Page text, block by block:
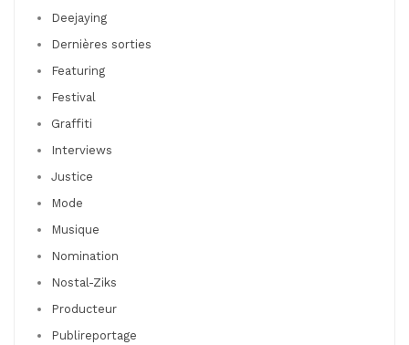
Deejaying
Dernières sorties
Featuring
Festival
Graffiti
Interviews
Justice
Mode
Musique
Nomination
Nostal-Ziks
Producteur
Publireportage